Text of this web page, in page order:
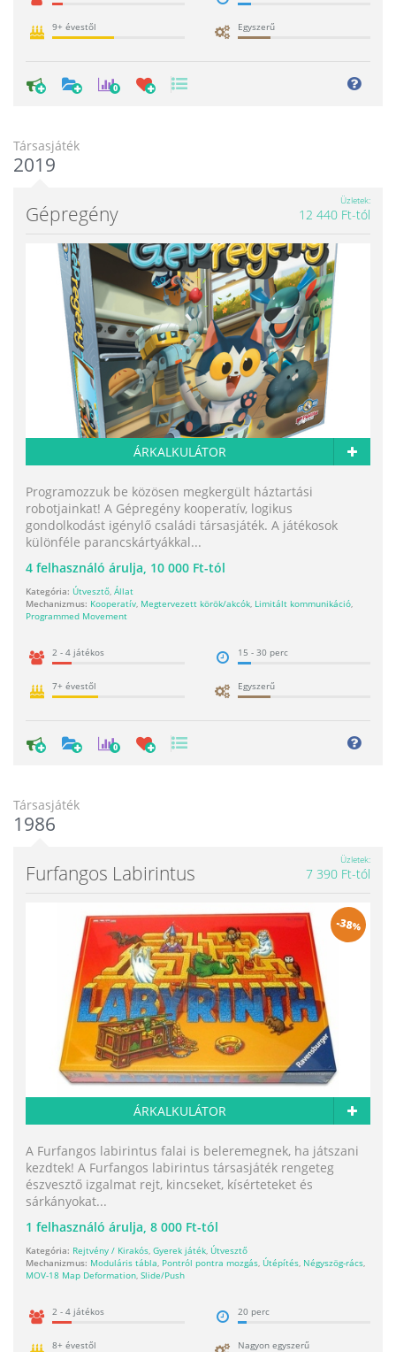
9+ évestől Egyszerű
0
Társasjáték
2019
Gépregény
Üzletek
12 440 Ft-tól
ÁRKALKULÁTOR
Programozzuk be közösen megkergült háztartási
robotjainkat! A Gépregény kooperatív, logikus
gondolkodást igénylő családi társasjáték. A játékosok
különféle parancskártyákkal...
4 felhasználó árulja, 10 000 Ft-tól
Kategória: Útvesztő Állat
Mechanizmus: Kooperatív Megtervezett körök/akcók Limitált kommunikáció
Programmed Movement
2 - 4 játékos 15 - 30 perc
7+ évestől Egyszerű
0
Társasjáték
1986
Furfangos Labirintus
Üzletek
7 390 Ft-tól
-38%
ÁRKALKULÁTOR
A Furfangos labirintus falai is beleremegnek, ha játszani
kezdtek! A Furfangos labirintus társasjáték rengeteg
észvesztő izgalmat rejt, kincseket, kísérteteket és
sárkányokat...
1 felhasználó árulja, 8 000 Ft-tól
Kategória: Rejtvény / Kirakós Gyerek játék Útvesztő
Mechanizmus: Moduláris tábla Pontról pontra mozgás Útépítés Négyszög-rács
MOV-18 Map Deformation Slide/Push
2 - 4 játékos 20 perc
8+ évestől Nagyon egyszerű